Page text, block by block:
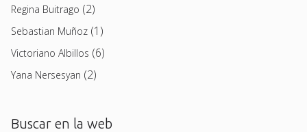
Regina Buitrago (2)
Sebastian Muñoz (1)
Victoriano Albillos (6)
Yana Nersesyan (2)
Buscar en la web